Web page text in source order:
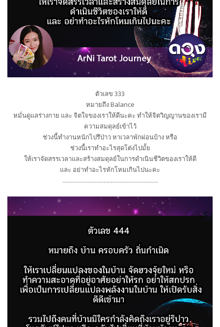
ตัวเลข 333
หมายถึง Balance
หมั่นดูแลร่างกาย และ จิตใจของเราให้ดีนะคะ ทำให้จิตวิญญานของเรามี
ความสมดุลย์เข้าไว้
ช่วงนี้ทำงานหนักไปรึป่าว หาเวลาพักผ่อนบ้าง หรือ
ช่วงนี้เราทำอะไรสุดโต่งไปมั้ย
ให้เราจัดสรรเวลาและสร้างสมดุลย์ในการดำเนินชีวิตของเราให้ดี
และ อย่าทำอะไรหักโหมเกินไปนะคะ
.................................................................